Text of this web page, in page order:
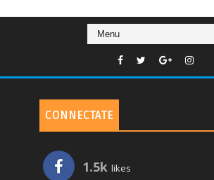
CONNECTATE
1.5k likes